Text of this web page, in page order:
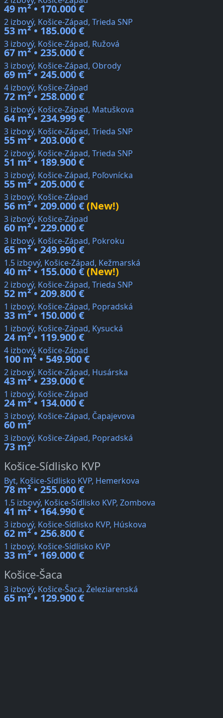
49 m² • 170.000 €
2 izbový, Košice-Západ, Trieda SNP
53 m² • 185.000 €
3 izbový, Košice-Západ, Ružová
67 m² • 235.000 €
3 izbový, Košice-Západ, Obrody
69 m² • 245.000 €
4 izbový, Košice-Západ
72 m² • 258.000 €
3 izbový, Košice-Západ, Matuškova
64 m² • 234.999 €
3 izbový, Košice-Západ, Trieda SNP
55 m² • 203.000 €
2 izbový, Košice-Západ, Trieda SNP
51 m² • 189.900 €
3 izbový, Košice-Západ, Poľovnícka
55 m² • 205.000 €
3 izbový, Košice-Západ
56 m² • 209.000 €(New!)
3 izbový, Košice-Západ
60 m² • 229.000 €
3 izbový, Košice-Západ, Pokroku
65 m² • 249.990 €
1.5 izbový, Košice-Západ, Kežmarská
40 m² • 155.000 €(New!)
2 izbový, Košice-Západ, Trieda SNP
52 m² • 209.800 €
1 izbový, Košice-Západ, Popradská
33 m² • 150.000 €
1 izbový, Košice-Západ, Kysucká
24 m² • 119.900 €
4 izbový, Košice-Západ
100 m² • 549.900 €
2 izbový, Košice-Západ, Husárska
43 m² • 239.000 €
1 izbový, Košice-Západ
24 m² • 134.000 €
3 izbový, Košice-Západ, Čapajevova
60 m²
3 izbový, Košice-Západ, Popradská
73 m²
Košice-Sídlisko KVP
Byt, Košice-Sídlisko KVP, Hemerkova
78 m² • 255.000 €
1.5 izbový, Košice-Sídlisko KVP, Zombova
41 m² • 164.990 €
3 izbový, Košice-Sídlisko KVP, Húskova
62 m² • 256.800 €
1 izbový, Košice-Sídlisko KVP
33 m² • 169.000 €
Košice-Šaca
3 izbový, Košice-Šaca, Železiarenská
65 m² • 129.900 €